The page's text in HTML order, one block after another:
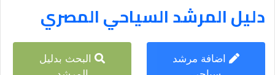
دليل المرشد السياحي المصري
اضافة مرشد
البحث بدليل